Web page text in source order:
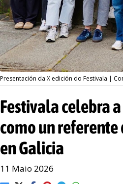
Presentación da X edición do Festivala |
Festivala celebra
como un
en Galicia
11 Maio 2026